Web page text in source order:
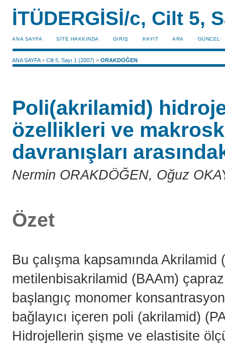
İTÜDERGİSİ/c, Cilt 5,
ANA SAYFA SİTE HAKKINDA GIRIŞ KAYIT ARA GÜNCEL
ANA SAYFA>Cilt 5, Sayı 1 (2007) >ORAKDÖĞEN
Poli(akrilamid)
özellikleri ve
davranışları
Nermin ORAKDÖĞEN, Oğuz
Özet
Bu çalışma kapsamında
metilenbisakrilamid (BAAm) çapraz
başlangıç monomer
bağlayıcı içeren poli (akrilamid)
Hidrojellerin şişme ve elastisite